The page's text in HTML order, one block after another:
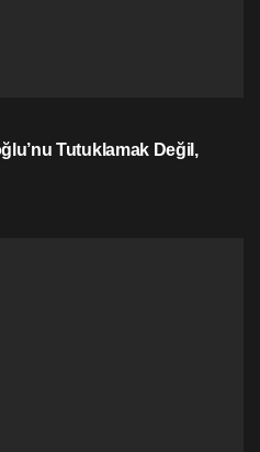
Tutuklamak Değil,